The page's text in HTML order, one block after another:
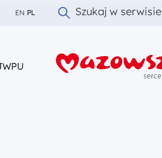
EN PL Szukaj w serwisie
z nami